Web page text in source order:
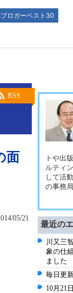
ブロガーベスト30
RSS
面
05/21
トや出
ルティ
して活動
の事務
最近の
川又三
象の仕
ました
毎日更
10月21